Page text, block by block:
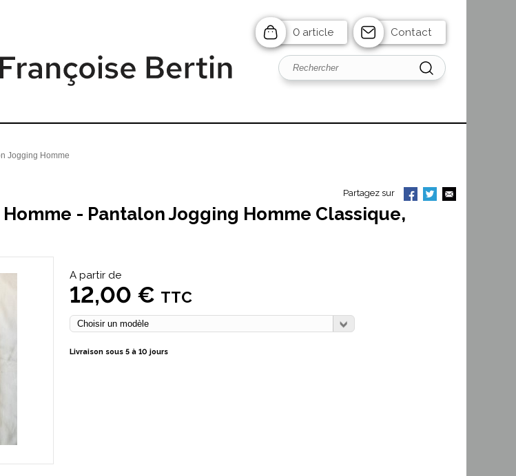
0 article Contact
Jogging Homme
Partagez sur
- Pantalon Jogging Homme Classique,
A partir de
12,00 € TTC
Livraison sous 5 à 10 jours